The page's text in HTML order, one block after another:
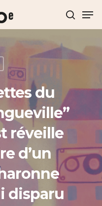
close
du
réveille
d’un
disparu